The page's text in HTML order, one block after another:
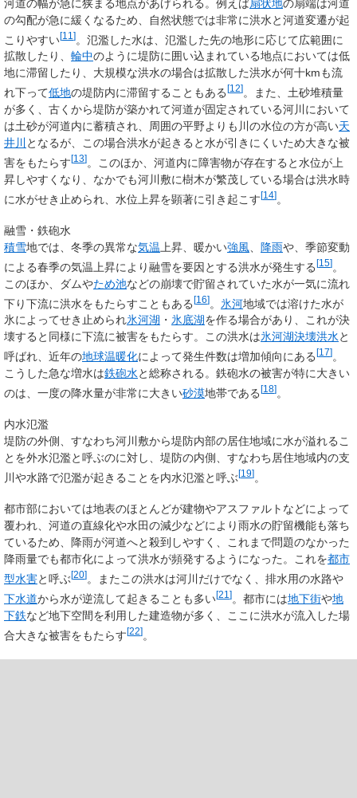
河道の幅が急に狭まる地点があげられる。例えば扇状地の扇端は河道
の勾配が急に緩くなるため、自然状態では非常に洪水と河道変遷が起
こりやすい[11 ]。氾濫した水は、氾濫した先の地形に応じて広範囲に
拡散したり、 輪中のように堤防に囲い込まれている地点においては低
地に滞留したり、大規模な洪水の場合は拡散した洪水が何十kmも流
れ下って低地の堤防内に滞留することもある [12] 。また、土砂堆積量
が多く、古くから堤防が築かれて河道が固定されている河川において
は土砂が河道内に蓄積され、周囲の平野よりも川の水位の方が高い天
井川 となるが、この場合洪水が起きると水が引きにくいため大きな被
害をもたらす[13]。このほか、河道内に障害物が存在すると水位が上
昇しやすくなり、なかでも河川敷に樹木が繁茂している場合は洪水時
に水がせき止められ、水位上昇を顕著に引き起こす[14]。
融雪・鉄砲水
積雪地では、冬季の異常な気温 上昇、暖かい強風 降雨や、季節変動
による春季の気温上昇により融雪を要因とする洪水が発生する[15]。
このほか、ダムやため池などの崩壊で貯留されていた水が一気に流れ
下り下流に洪水をもたらすこともある[16] 氷河地域では溶けた水が
氷によってせき止められ氷河湖 ・ 氷底湖を作る場合があり、これが決
壊すると同様に下流に被害をもたらす。この洪水は氷河湖決壊洪水と
呼ばれ、近年の地球温暖化によって発生件数は増加傾向にある [17] 。
こうした急な増水は鉄砲水と総称される。鉄砲水の被害が特に大きい
のは、一度の降水量が非常に大きい砂漠地帯である[18]。
内水氾濫
堤防の外側、すなわち河川敷から堤防内部の居住地域に水が溢れるこ
とを外水氾濫と呼ぶのに対し、堤防の内側、すなわち居住地域内の支
川や水路で氾濫が起きることを内水氾濫と呼ぶ[19] 。
都市部においては地表のほとんどが建物やアスファルトなどによって
覆われ、河道の直線化や水田の減少などにより雨水の貯留機能も落ち
ているため、降雨が河道へと殺到しやすく、これまで問題のなかった
降雨量でも都市化によって洪水が頻発するようになった。これを都市
型水害と呼ぶ[20] 。またこの洪水は河川だけでなく、排水用の水路や
下水道から水が逆流して起きることも多い[21 ]。都市には地下街や地
下鉄など地下空間を利用した建造物が多く、ここに洪水が流入した場
合大きな被害をもたらす[22]。